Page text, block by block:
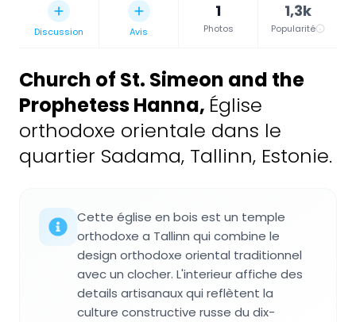
Discussion Avis
1
Photos
1,3k
Popularité
Church of St. Simeon and the
Prophetess Hanna, Église
orthodoxe orientale dans le
quartier Sadama, Tallinn, Estonie.
Cette église en bois est un temple
orthodoxe a Tallinn qui combine le
design orthodoxe oriental traditionnel
avec un clocher. L'interieur affiche des
details artisanaux qui reflètent la
culture constructive russe du dix-